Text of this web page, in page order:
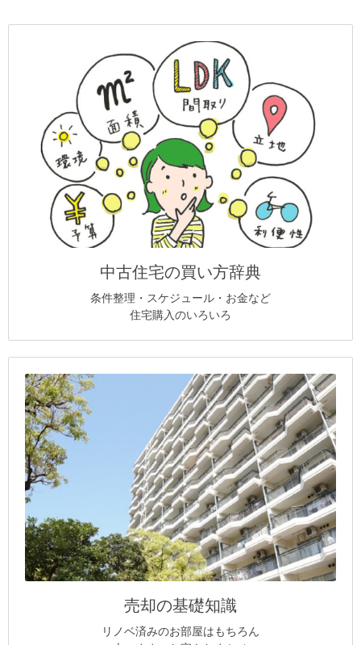
中古住宅の買い方辞典
条件整理・スケジュール・お金など
住宅購入のいろいろ
売却の基礎知識
リノベ済みのお部屋はもちろん